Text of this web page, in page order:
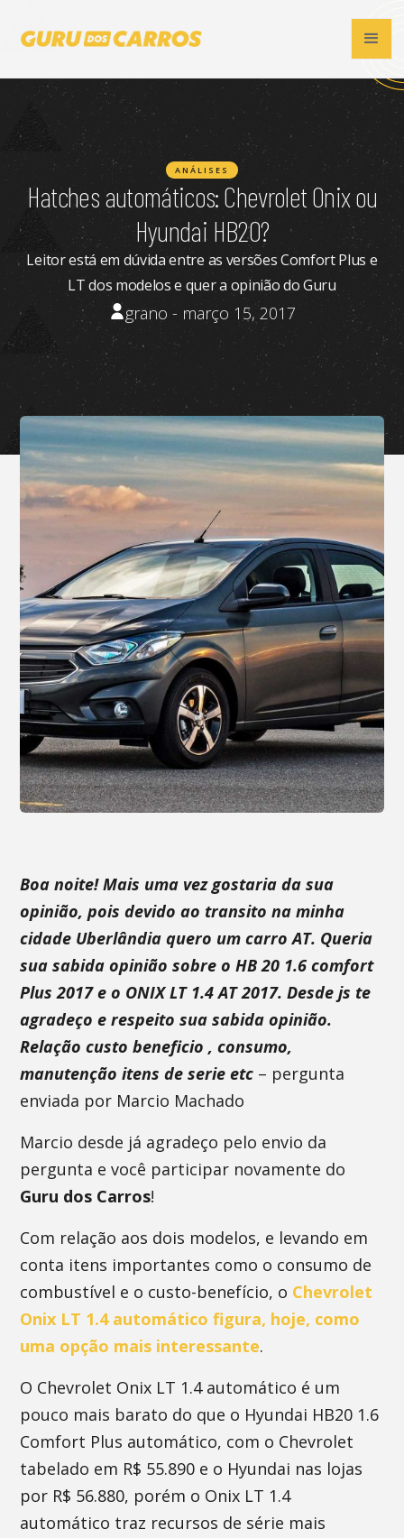
ANÁLISES
Hatches automáticos: Chevrolet Onix ou
Hyundai HB20?
Leitor está em dúvida entre as versões Comfort Plus e
LT dos modelos e quer a opinião do Guru
grano - março 15, 2017
Boa noite! Mais uma vez gostaria da sua
opinião, pois devido ao transito na minha
cidade Uberlândia quero um carro AT. Queria
sua sabida opinião sobre o HB 20 1.6 comfort
Plus 2017 e o ONIX LT 1.4 AT 2017. Desde js te
agradeço e respeito sua sabida opinião.
Relação custo beneficio , consumo,
manutenção itens de serie etc – pergunta
enviada por Marcio Machado
Marcio desde já agradeço pelo envio da
pergunta e você participar novamente do
Guru dos Carros!
Com relação aos dois modelos, e levando em
conta itens importantes como o consumo de
combustível e o custo-benefício, o Chevrolet
Onix LT 1.4 automático figura, hoje, como
uma opção mais interessante.
O Chevrolet Onix LT 1.4 automático é um
pouco mais barato do que o Hyundai HB20 1.6
Comfort Plus automático, com o Chevrolet
tabelado em R$ 55.890 e o Hyundai nas lojas
por R$ 56.880, porém o Onix LT 1.4
automático traz recursos de série mais